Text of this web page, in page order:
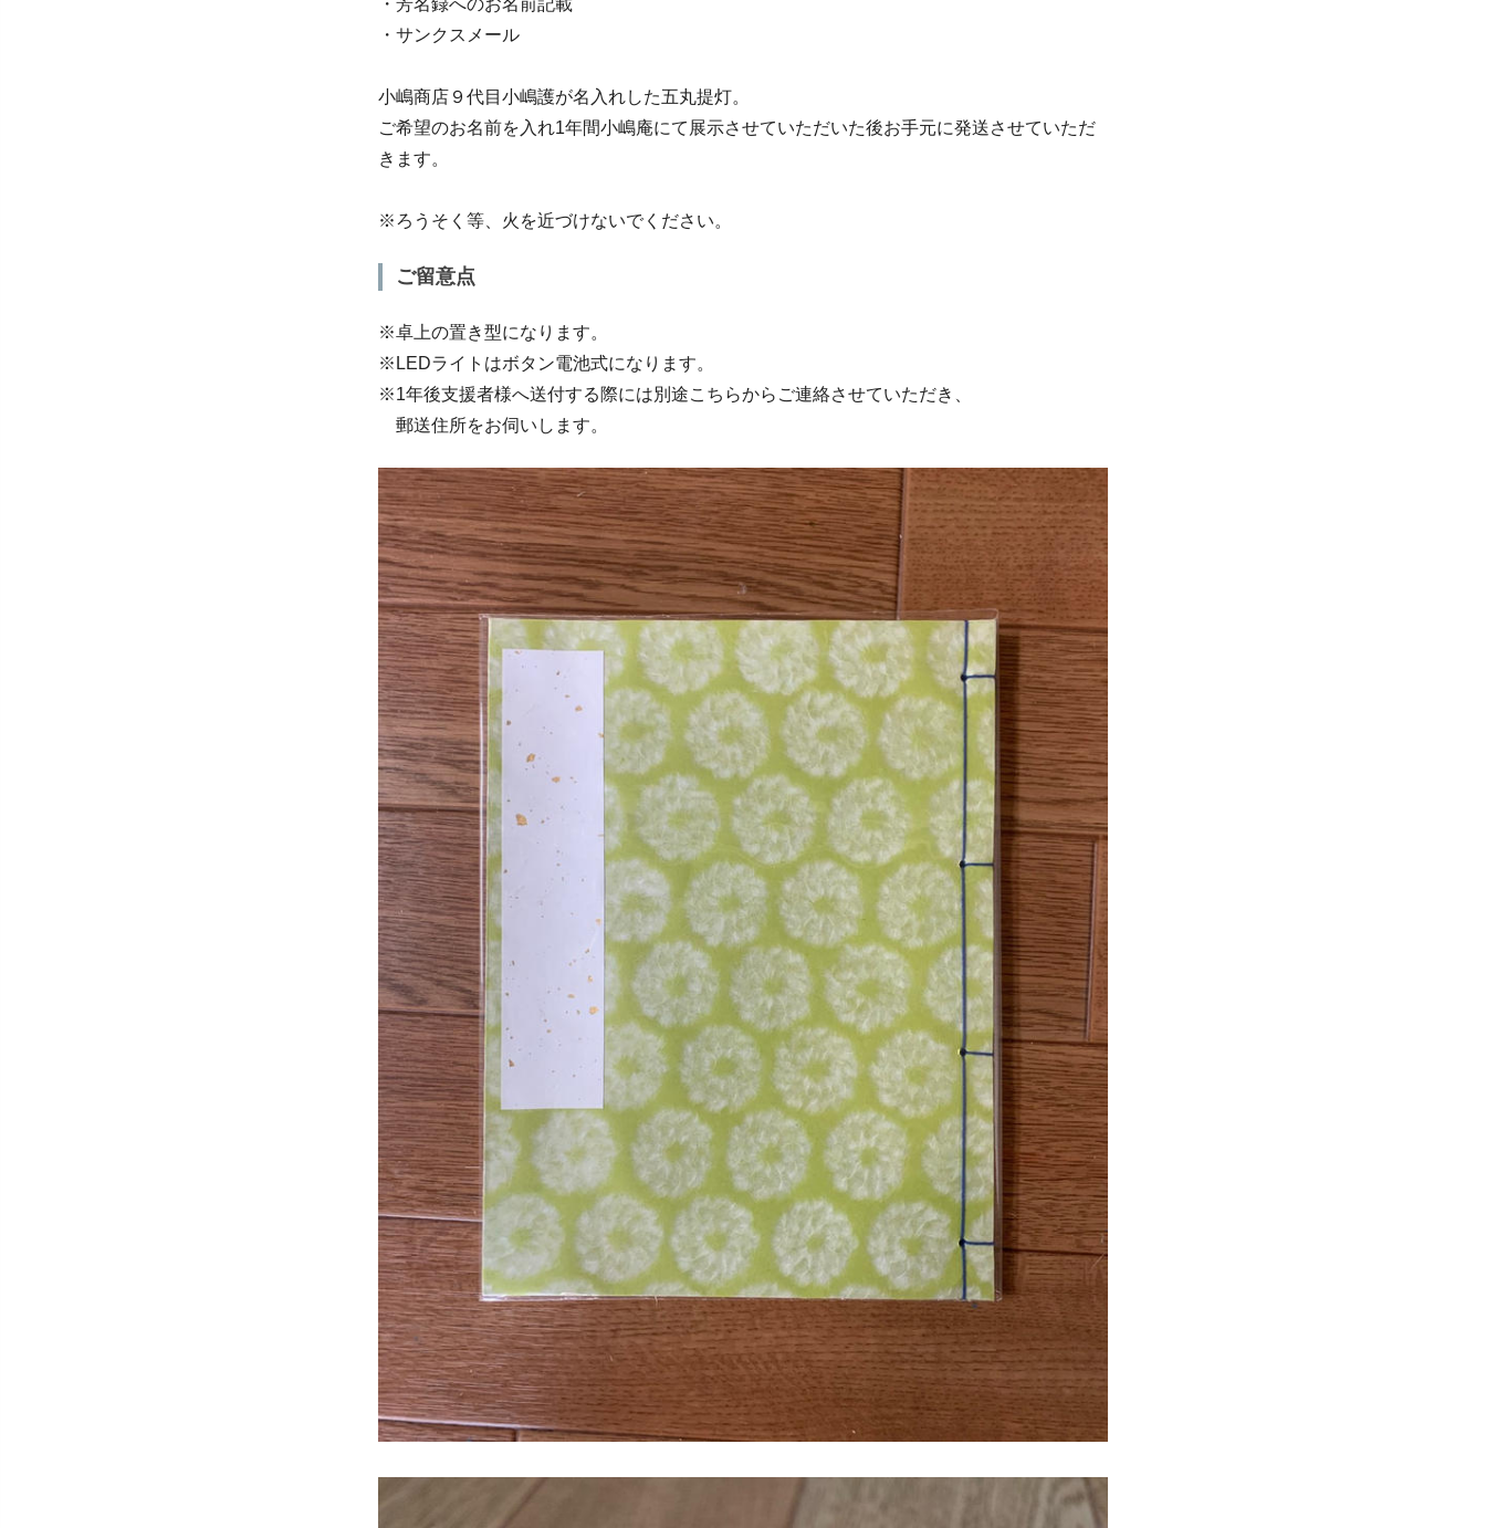
・サンクスメール
小嶋商店９代目小嶋護が名入れした五丸提灯。
ご希望のお名前を入れ1年間小嶋庵にて展示させていただいた後お手元に発送させていただ
きます。
※ろうそく等、火を近づけないでください。
ご留意点
※卓上の置き型になります。
※LEDライトはボタン電池式になります。
※1年後支援者様へ送付する際には別途こちらからご連絡させていただき、
郵送住所をお伺いします。